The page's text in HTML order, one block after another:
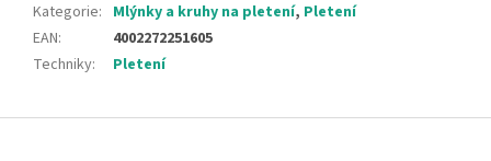
Kategorie: Mlýnky a kruhy na pletení, Pletení
EAN:
4002272251605
Techniky: Pletení